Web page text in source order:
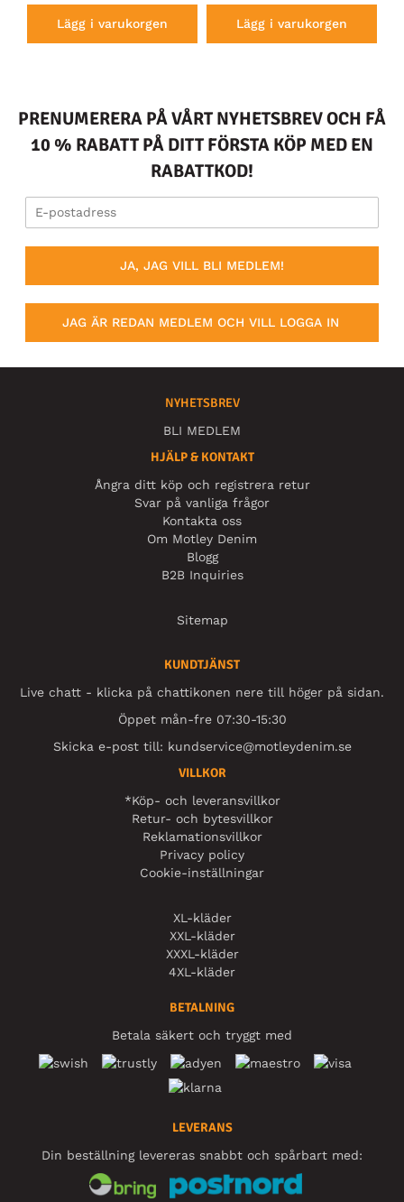
Lägg i varukorgen Lägg i varukorgen
PRENUMERERA PÅ VÅRT NYHETSBREV OCH FÅ
10 % RABATT PÅ DITT FÖRSTA KÖP MED EN
RABATTKOD!
JA, JAG VILL BLI MEDLEM!
JAG ÄR REDAN MEDLEM OCH VILL LOGGA IN
NYHETSBREV
BLI MEDLEM
HJÄLP & KONTAKT
Ångra ditt köp och registrera retur
Svar på vanliga frågor
Kontakta oss
Om Motley Denim
Blogg
B2B Inquiries
Sitemap
KUNDTJÄNST
Live chatt - klicka på chattikonen nere till höger på sidan.
Öppet mån-fre 07:30-15:30
Skicka e-post till: kundservice@motleydenim.se
VILLKOR
*Köp- och leveransvillkor
Retur- och bytesvillkor
Reklamationsvillkor
Privacy policy
Cookie-inställningar
XL-kläder
XXL-kläder
XXXL-kläder
4XL-kläder
BETALNING
Betala säkert och tryggt med
LEVERANS
Din beställning levereras snabbt och spårbart med: